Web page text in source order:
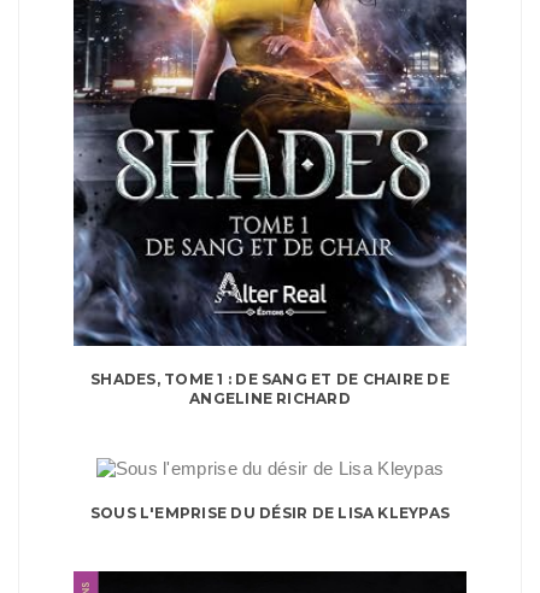
SHADES, TOME 1 : DE SANG ET DE CHAIRE DE
ANGELINE RICHARD
SOUS L'EMPRISE DU DÉSIR DE LISA KLEYPAS